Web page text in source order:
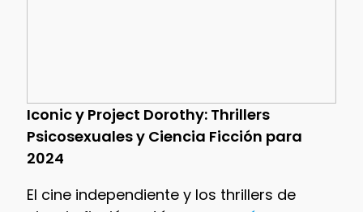
Iconic y Project Dorothy: Thrillers
Psicosexuales y Ciencia Ficción para
2024
El cine independiente y los thrillers de